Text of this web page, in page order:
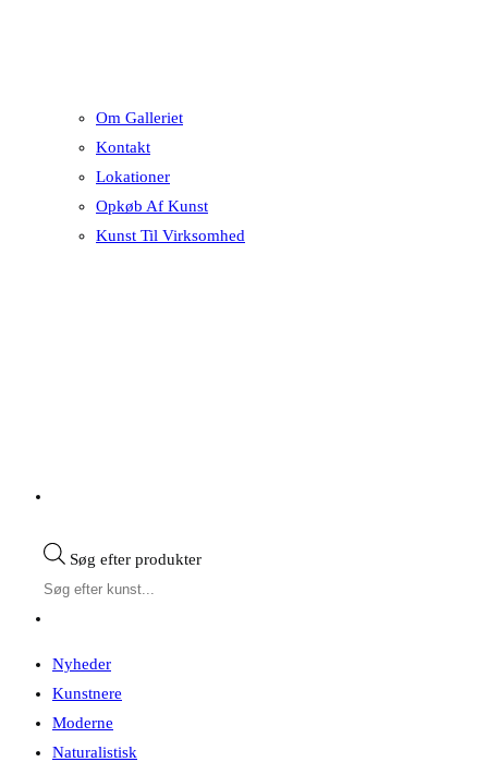
Om Galleriet
Kontakt
Lokationer
Opkøb Af Kunst
Kunst Til Virksomhed
Søg efter produkter
Nyheder
Kunstnere
Moderne
Naturalistisk